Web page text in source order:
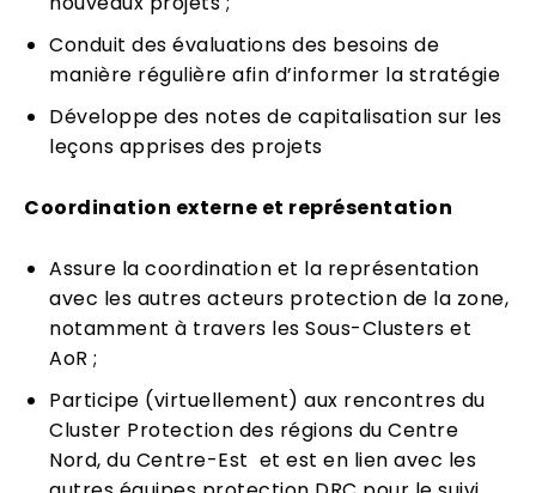
Conduit des évaluations des besoins de
manière régulière afin d’informer la stratégie
Développe des notes de capitalisation sur les
leçons apprises des projets
Coordination externe et représentation
Assure la coordination et la représentation
avec les autres acteurs protection de la zone,
notamment à travers les Sous-Clusters et
AoR ;
Participe (virtuellement) aux rencontres du
Cluster Protection des régions du Centre
Nord, du Centre-Est et est en lien avec les